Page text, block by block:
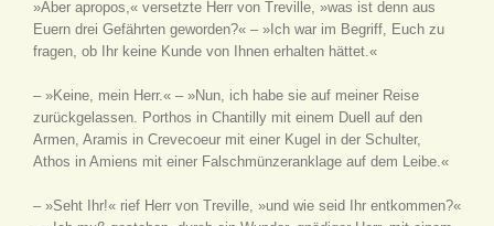
»Aber apropos,« versetzte Herr von Treville, »was ist denn aus
Euern drei Gefährten geworden?« – »Ich war im Begriff, Euch zu
fragen, ob Ihr keine Kunde von Ihnen erhalten hättet.«
– »Keine, mein Herr.« – »Nun, ich habe sie auf meiner Reise
zurückgelassen. Porthos in Chantilly mit einem Duell auf den
Armen, Aramis in Crevecoeur mit einer Kugel in der Schulter,
Athos in Amiens mit einer Falschmünzeranklage auf dem Leibe.«
– »Seht Ihr!« rief Herr von Treville, »und wie seid Ihr entkommen?«